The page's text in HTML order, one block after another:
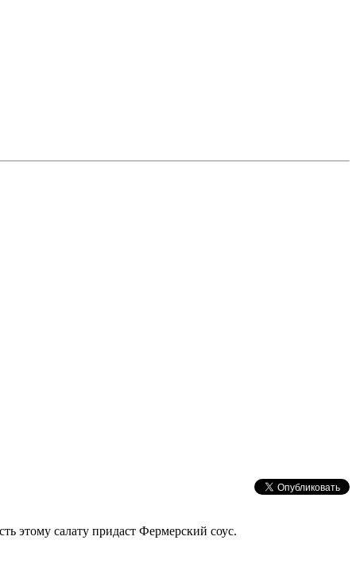
этому салату придаст Фермерский соус.